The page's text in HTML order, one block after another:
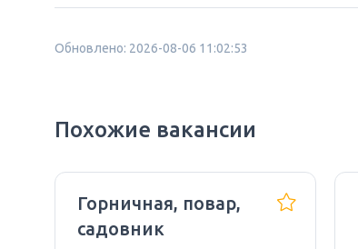
Обновлено: 2026-08-06 11:02:53
Похожие вакансии
Горничная, повар,
садовник